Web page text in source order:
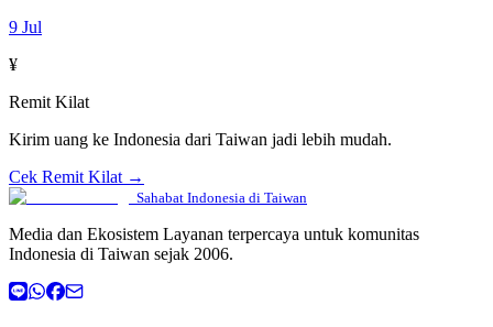
9 Jul
¥
Remit Kilat
Kirim uang ke Indonesia dari Taiwan jadi lebih mudah.
Cek Remit Kilat →
Sahabat Indonesia di Taiwan
Media dan Ekosistem Layanan terpercaya untuk komunitas
Indonesia di Taiwan sejak 2006.